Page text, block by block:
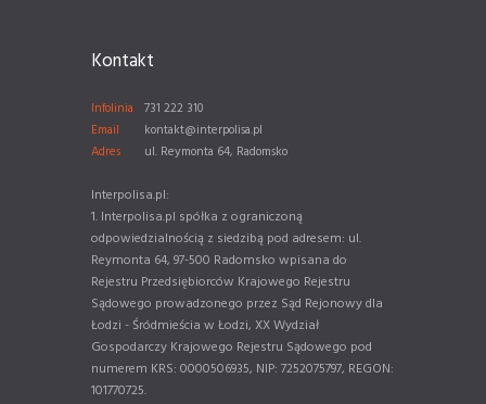
Kontakt
Infolinia
731 222 310
Email
kontakt@interpolisa.pl
Adres
ul. Reymonta 64, Radomsko
Interpolisa.pl:
1. Interpolisa.pl spółka z ograniczoną
odpowiedzialnością z siedzibą pod adresem: ul.
Reymonta 64, 97-500 Radomsko wpisana do
Rejestru Przedsiębiorców Krajowego Rejestru
Sądowego prowadzonego przez Sąd Rejonowy dla
Łodzi - Śródmieścia w Łodzi, XX Wydział
Gospodarczy Krajowego Rejestru Sądowego pod
numerem KRS: 0000506935, NIP: 7252075797, REGON:
101770725.